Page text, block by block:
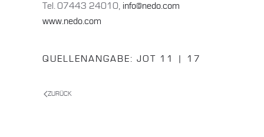
Tel. 07443 24010, info@nedo.com
www.nedo.com
QUELLENANGABE: JOT 11 | 17
ZURÜCK